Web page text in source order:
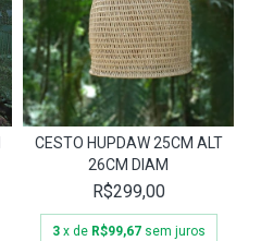
CESTO HUPDAW 25CM ALT
26CM DIAM
R$299,00
3 x de R$99,67 sem juros